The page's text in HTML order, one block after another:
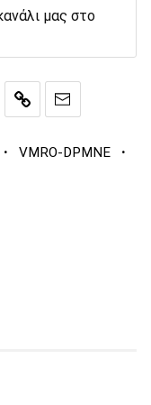
μας στο
· VMRO-DPMNE ·